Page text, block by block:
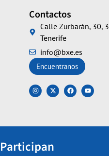
Contactos
Calle Zurbarán, 30,
Tenerife
info@bxe.es
Encuentranos
Participan